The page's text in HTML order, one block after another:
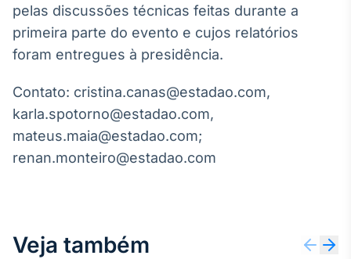
Broadcast
Curadoria
Curadoria de
conteúdos
Soluções de
Broadcast
pelas discussões técnicas feitas durante a
primeira parte do evento e cujos relatórios
foram entregues à presidência.
Contato: cristina.canas@estadao.com,
karla.spotorno@estadao.com,
mateus.maia@estadao.com;
renan.monteiro@estadao.com
Veja também